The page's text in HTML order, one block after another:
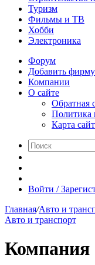
Туризм
Фильмы и ТВ
Хобби
Электроника
Форум
Добавить фирму
Компании
О сайте
Обратная
Политика
Карта
статья
Войти /
Главная/Авто и
Авто и транспорт